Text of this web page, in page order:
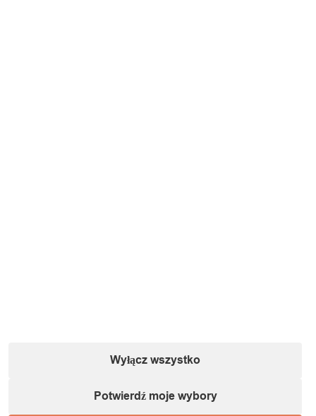
Wyłącz wszystko
Potwierdź moje wybory